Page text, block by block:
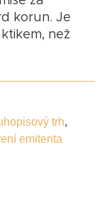
korun. Je
než
trh,
emitenta